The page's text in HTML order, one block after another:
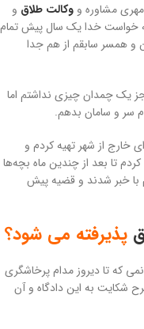
مشاوره و وکالت طلاق و
به خواست خدا یک سال پیش تمام
و همسر سابقم از هم جدا
جز یک چمدان چیزی نداشتم اما
سر و سامان بدهم.
خارج از شهر تهیه کردم و
تا بعد از چندین ماه بچه‌ها
با خبر شدند و قضیه پیش
پذیرفته می شود؟
که تا دیروز مدام پرخاشگری
شکایت به این دادگاه و آن